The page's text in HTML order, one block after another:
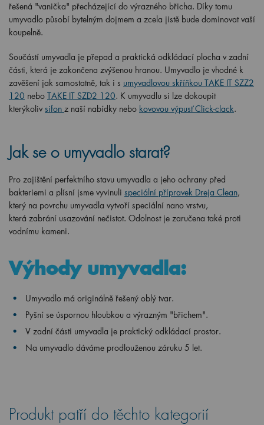
řešená "vanička" přecházející do výrazného břicha. Díky tomu
umyvadlo působí bytelným dojmem a zcela jistě bude dominovat vaší
koupelně.
Součástí umyvadla je přepad a praktická odkládací plocha v zadní
části, která je zakončena zvýšenou hranou. Umyvadlo je vhodné k
zavěšení jak samostatně, tak i s umyvadlovou skříňkou TAKE IT SZZ2
120 nebo TAKE IT SZD2 120. K umyvadlu si lze dokoupit
kterýkolivsifon z naší nabídky nebo kovovou výpusť Click-clack.
Jak se o umyvadlo starat?
Pro zajištění perfektního stavu umyvadla a jeho ochrany před
bakteriemi a plísní jsme vyvinuli speciální přípravek Dreja Clean,
který na povrchu umyvadla vytvoří speciální nano vrstvu,
která zabrání usazování nečistot. Odolnost je zaručena také proti
vodnímu kameni.
Výhody umyvadla:
Umyvadlo má originálně řešený oblý tvar.
Pyšní se úspornou hloubkou a výrazným "břichem".
V zadní části umyvadla je praktický odkládací prostor.
Na umyvadlo dáváme prodlouženou záruku 5 let.
Produkt patří do těchto kategorií